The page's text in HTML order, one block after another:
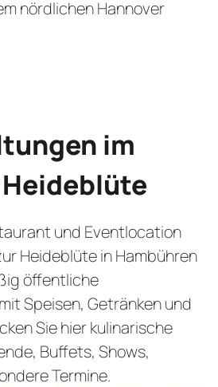
nördlichen Hannover
im
und Eventlocation
Heideblüte in Hambühren
öffentliche
Speisen, Getränken und
Sie hier kulinarische
Buffets, Shows,
Termine.